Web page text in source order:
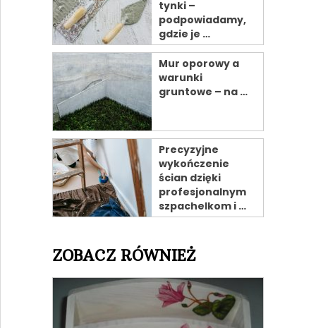
tynki –
podpowiadamy,
gdzie je …
Mur oporowy a
warunki
gruntowe – na …
Precyzyjne
wykończenie
ścian dzięki
profesjonalnym
szpachelkom i …
ZOBACZ RÓWNIEŻ